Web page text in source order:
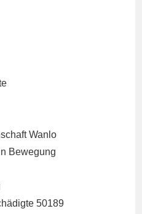
Wanlo
Bewegung
50189